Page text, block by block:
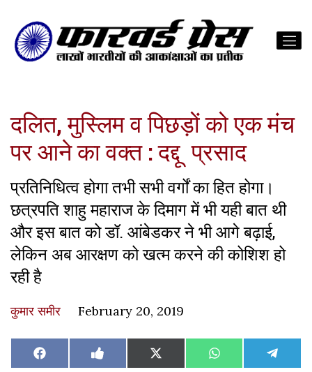
दलित, मुस्लिम व पिछड़ों को एक मंच
पर आने का वक्त : दद्दू प्रसाद
प्रतिनिधित्व होगा तभी सभी वर्गों का हित होगा।
छत्रपति शाहु महाराज के दिमाग में भी यही बात थी
और इस बात को डॉ. आंबेडकर ने भी आगे बढ़ाई,
लेकिन अब आरक्षण को खत्म करने की कोशिश हो
रही है
कुमार समीर February 20, 2019
Share
on
Facebook Share
on
Like
Share
on
X
Share
on
WhatsAppShare
on